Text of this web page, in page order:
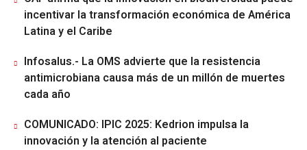
incentivar la transformación económica de América
Latina y el Caribe
Infosalus.- La OMS advierte que la resistencia
antimicrobiana causa más de un millón de muertes
cada año
COMUNICADO: IPIC 2025: Kedrion impulsa la
innovación y la atención al paciente